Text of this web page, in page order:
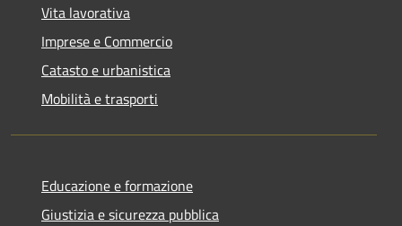
Vita lavorativa
Imprese e Commercio
Catasto e urbanistica
Mobilità e trasporti
Educazione e formazione
Giustizia e sicurezza pubblica